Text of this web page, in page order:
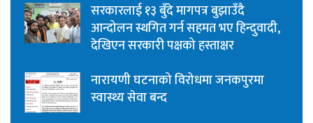
सरकारलाई १३ बुँदे मागपत्र बुझाउँदै
आन्दोलन स्थगित गर्न सहमत भए हिन्दुवादी,
देखिएन सरकारी पक्षको हस्ताक्षर
नारायणी घटनाको विरोधमा जनकपुरमा
स्वास्थ्य सेवा बन्द